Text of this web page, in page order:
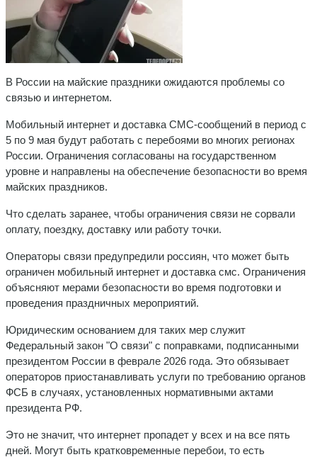
В России на майские праздники ожидаются проблемы со
связью и интернетом.
Мобильный интернет и доставка СМС-сообщений в период с
5 по 9 мая будут работать с перебоями во многих регионах
России. Ограничения согласованы на государственном
уровне и направлены на обеспечение безопасности во время
майских праздников.
Что сделать заранее, чтобы ограничения связи не сорвали
оплату, поездку, доставку или работу точки.
Операторы связи предупредили россиян, что может быть
ограничен мобильный интернет и доставка смс. Ограничения
объясняют мерами безопасности во время подготовки и
проведения праздничных мероприятий.
Юридическим основанием для таких мер служит
Федеральный закон "О связи" с поправками, подписанными
президентом России в феврале 2026 года. Это обязывает
операторов приостанавливать услуги по требованию органов
ФСБ в случаях, установленных нормативными актами
президента РФ.
Это не значит, что интернет пропадет у всех и на все пять
дней. Могут быть кратковременные перебои, то есть